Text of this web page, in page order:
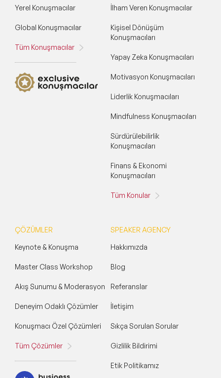
Yerel Konuşmacılar
Global Konuşmacılar
Tüm Konuşmacılar
İlham Veren Konuşmacılar
Kişisel Dönüşüm
Konuşmacıları
Yapay Zeka Konuşmacıları
Motivasyon Konuşmacıları
Liderlik Konuşmacıları
Mindfulness Konuşmacıları
Sürdürülebilirlik
Konuşmacıları
Finans & Ekonomi
Konuşmacıları
Tüm Konular
ÇÖZÜMLER
Keynote & Konuşma
Master Class Workshop
Akış Sunumu & Moderasyon
Deneyim Odaklı Çözümler
Konuşmacı Özel Çözümleri
Tüm Çözümler
SPEAKER AGENCY
Hakkımızda
Blog
Referanslar
İletişim
Sıkça Sorulan Sorular
Gizlilik Bildirimi
Etik Politikamız